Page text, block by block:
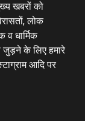
खबरों को
लोक
धार्मिक
के लिए हमारे
आदि पर